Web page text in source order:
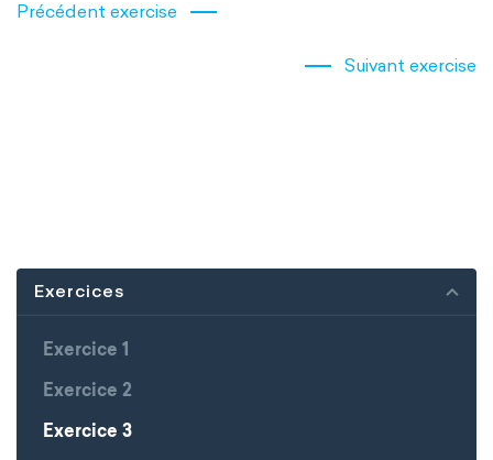
Précédent exercise
Suivant exercise
Exercices
Exercice 1
Exercice 2
Exercice 3